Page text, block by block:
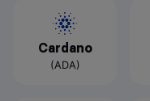
Cardano
(ADA)